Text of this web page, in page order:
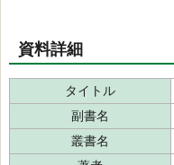
資料詳細
タイトル
副書名
叢書名